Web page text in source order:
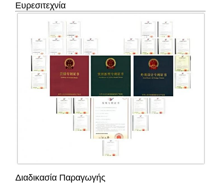
Ευρεσιτεχνία
Διαδικασία Παραγωγής